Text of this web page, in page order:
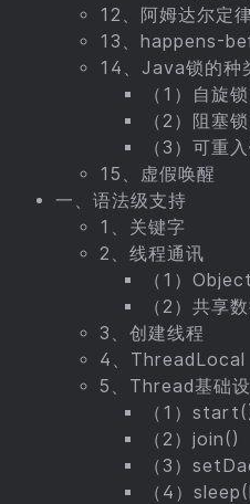
12、阿姆达尔定
13、happens-
14、Java锁的种
（1）自旋锁
（2）阻塞锁
（3）可重
15、虚假唤醒
一、语法级支持
1、关键字
2、线程通讯
（1）
（2）共享
3、创建线程
4、ThreadLocal
5、Thread基础
（1）
（2）join()
（3）
（4）